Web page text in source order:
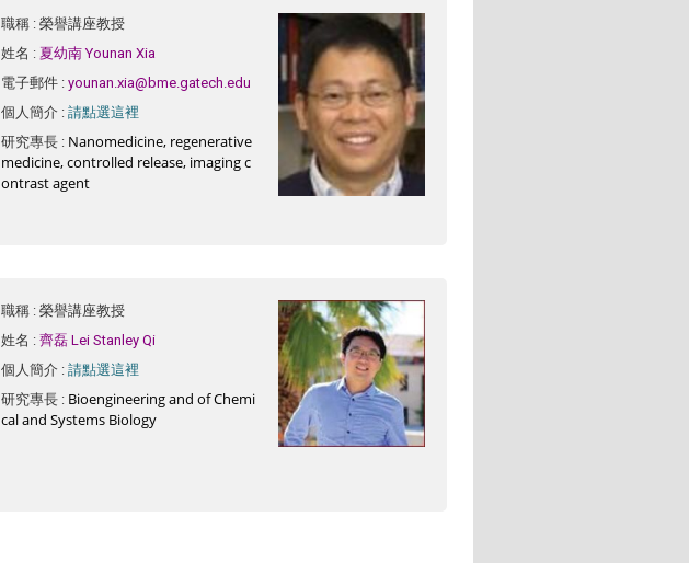
職稱 : 榮譽講座教授
姓名 : 夏幼南 Younan Xia
電子郵件 :younan.xia@bme.gatech.edu
個人簡介 :請點選這裡
研究專長 : Nanomedicine, regenerative
medicine, controlled release, imaging c
ontrast agent
職稱 : 榮譽講座教授
姓名 :齊磊 Lei Stanley Qi
個人簡介 :請點選這裡
研究專長 : Bioengineering and of Chemi
cal and Systems Biology